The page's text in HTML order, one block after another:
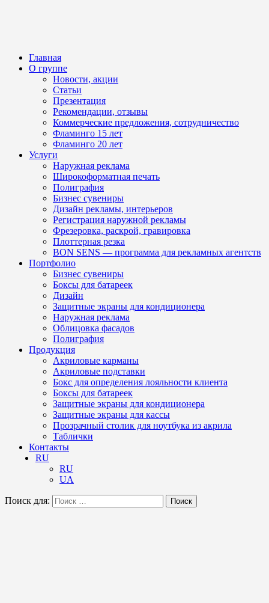
Главная
О группе
Новости, акции
Статьи
Презентация
Рекомендации, отзывы
Коммерческие предложения, сотрудничество
Фламинго 15 лет
Фламинго 20 лет
Услуги
Наружная реклама
Широкоформатная печать
Полиграфия
Бизнес сувениры
Дизайн рекламы, интерьеров
Регистрация наружной рекламы
Фрезеровка, раскрой, гравировка
Плоттерная резка
BON SENS — программа для рекламных агентств
Портфолио
Бизнес сувениры
Боксы для батареек
Дизайн
Защитные экраны для кондиционера
Наружная реклама
Облицовка фасадов
Полиграфия
Продукция
Акриловые карманы
Акриловые подставки
Бокс для определения лояльности клиента
Боксы для батареек
Защитные экраны для кондиционера
Защитные экраны для кассы
Прозрачный столик для ноутбука из акрила
Таблички
Контакты
RU
RU
UA
Поиск для: Поиск